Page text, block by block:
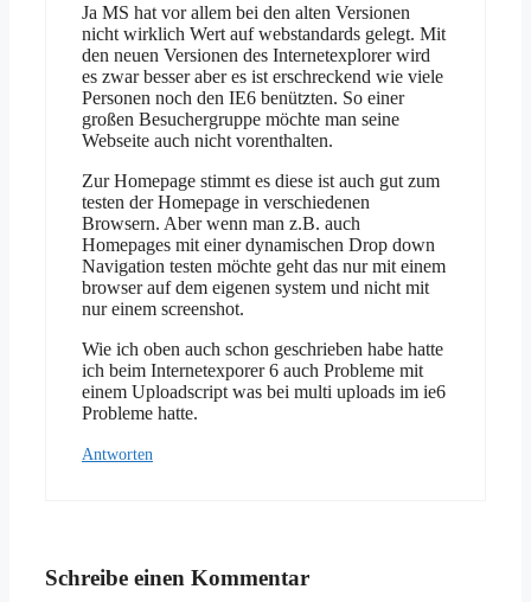
Ja MS hat vor allem bei den alten Versionen
nicht wirklich Wert auf webstandards gelegt. Mit
den neuen Versionen des Internetexplorer wird
es zwar besser aber es ist erschreckend wie viele
Personen noch den IE6 benützten. So einer
großen Besuchergruppe möchte man seine
Webseite auch nicht vorenthalten.
Zur Homepage stimmt es diese ist auch gut zum
testen der Homepage in verschiedenen
Browsern. Aber wenn man z.B. auch
Homepages mit einer dynamischen Drop down
Navigation testen möchte geht das nur mit einem
browser auf dem eigenen system und nicht mit
nur einem screenshot.
Wie ich oben auch schon geschrieben habe hatte
ich beim Internetexporer 6 auch Probleme mit
einem Uploadscript was bei multi uploads im ie6
Probleme hatte.
Antworten
Schreibe einen Kommentar